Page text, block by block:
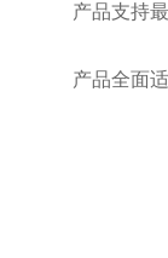
产品支持
产品全面